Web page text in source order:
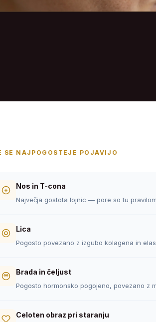
SE NAJPOGOSTEJE POJAVIJO
Nos in T-cona
Največja gostota lojnic — pore so tu
Lica
Pogosto povezano z izgubo kolagena in
Brada in čeljust
Pogosto hormonsko pogojeno, povezano z
Celoten obraz pri staranju